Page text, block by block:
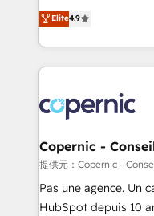
growth • Create
buyers • Use AI to scale smarter
lasts. So if you're ready to become the most trusted
voice in your market,
businesses. We go beyond implementation, shaping
the strategy,
HubSpot into a genuine
HubSpot's Global
worldwide, and with
Huble has built a
One company, one
across offices and
Canada, Germany,
South Africa. Certified compliant with ISO/IEC
Elite4.9
Copernic -
提供元：Copernic -
Pas une agence. Un
HubSpot depuis 10